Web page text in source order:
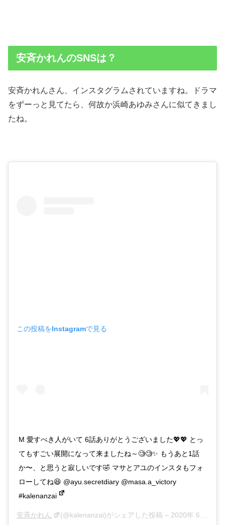
安斉かれんのSNSは？
安斉かれんさん、インスタグラムされていますね。ドラマ
をずーっと見てたら、何故か浜崎あゆみさんに似てきまし
たね。
この投稿をInstagramで見る
M 愛すべき人がいて 6話ありがとうございました💖💖 とっ
てもすごい展開になって来ましたね～🧐🧐✨ もうあと1話
か〜、と思うと寂しいです🤣 マサとアユのインスタもフォ
ローしてね😆 @ayu.secretdiary @masa.a_victory
#kalenanzai
安斉かれん (@kalenanzai)がシェアした投稿 – 2020年 6月月27日午前9時09分PDT